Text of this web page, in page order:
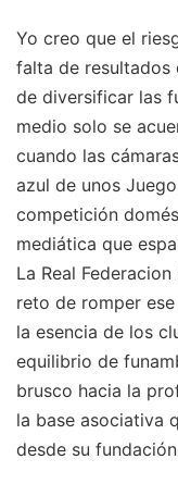
Yo creo que el
falta de resultados
de diversificar las
medio solo se
cuando las
azul de unos
competición
mediática que
La Real
reto de romper
la esencia de los
equilibrio de
brusco hacia la
la base asociativa
desde su